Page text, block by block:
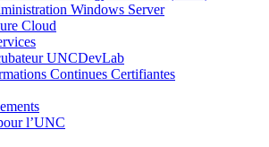
Windows Server
Cloud
UNCDevLab
Continues Certifiantes
l’UNC